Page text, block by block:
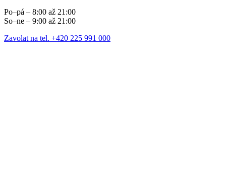
Po–pá – 8:00 až 21:00
So–ne – 9:00 až 21:00
Zavolat na tel. +420 225 991 000